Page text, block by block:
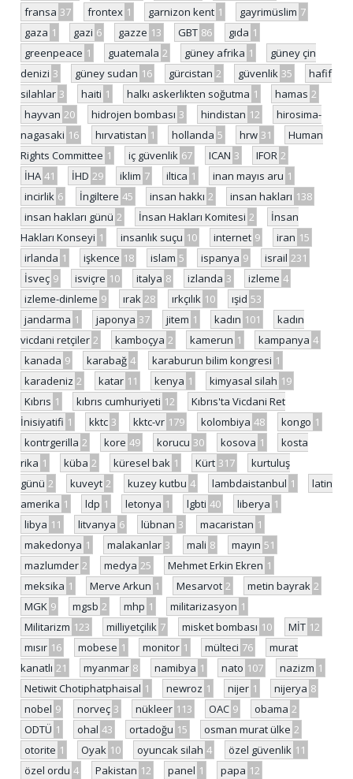
fransa 37 frontex 1 garnizon kent 1 gayrimüslim 7
gaza 1 gazi 6 gazze 13 GBT 86 gıda 1
greenpeace 1 guatemala 2 güney afrika 1
güney çin
denizi 3 güney sudan 16 gürcistan 2 güvenlik 35
hafif
silahlar 3 haiti 1 halkı askerlikten soğutma 1 hamas 2
hayvan 20 hidrojen bombası 3 hindistan 12
hirosima-
nagasaki 16 hırvatistan 1 hollanda 5 hrw 31
Human
Rights Committee 1 iç güvenlik 67 ICAN 3 IFOR 2
İHA 41 İHD 29 iklim 7 iltica 1 inan mayıs aru 1
incirlik 6 İngiltere 45 insan hakkı 2 insan hakları 138
insan hakları günü 2 İnsan Hakları Komitesi 2
İnsan
Hakları Konseyi 1 insanlık suçu 10 internet 9 iran 15
irlanda 1 işkence 18 islam 5 ispanya 9 israil 231
İsveç 9 isviçre 10 italya 8 izlanda 3 izleme 4
izleme-dinleme 9 ırak 28 ırkçılık 10 ışid 53
jandarma 1 japonya 37 jitem 1 kadın 101
kadın
vicdani retçiler 2 kamboçya 2 kamerun 1 kampanya 4
kanada 9 karabağ 4 karaburun bilim kongresi 1
karadeniz 2 katar 11 kenya 1 kimyasal silah 19
Kıbrıs 1 kıbrıs cumhuriyeti 12
Kıbrıs'ta Vicdani Ret
İnisiyatifi 1 kktc 3 kktc-vr 179 kolombiya 48 kongo 1
kontrgerilla 2 kore 49 korucu 30 kosova 1
kosta
rika 1 küba 2 küresel bak 1 Kürt 317
kurtuluş
günü 2 kuveyt 2 kuzey kutbu 4 lambdaistanbul 1
latin
amerika 1 ldp 1 letonya 1 lgbti 40 liberya 1
libya 11 litvanya 6 lübnan 3 macaristan 1
makedonya 1 malakanlar 3 mali 8 mayın 51
mazlumder 2 medya 25 Mehmet Erkin Ekren 1
meksika 1 Merve Arkun 1 Mesarvot 2 metin bayrak 2
MGK 9 mgsb 2 mhp 1 militarizasyon 1
Militarizm 123 milliyetçilik 7 misket bombası 10 MİT 12
mısır 16 mobese 1 monitor 1 mülteci 76
murat
kanatlı 21 myanmar 8 namibya 1 nato 107 nazizm 1
Netiwit Chotiphatphaisal 1 newroz 1 nijer 1 nijerya 8
nobel 9 norveç 3 nükleer 113 OAC 9 obama 2
ODTÜ 1 ohal 43 ortadoğu 15 osman murat ülke 2
otorite 1 Oyak 10 oyuncak silah 4 özel güvenlik 11
özel ordu 4 Pakistan 12 panel 1 papa 12